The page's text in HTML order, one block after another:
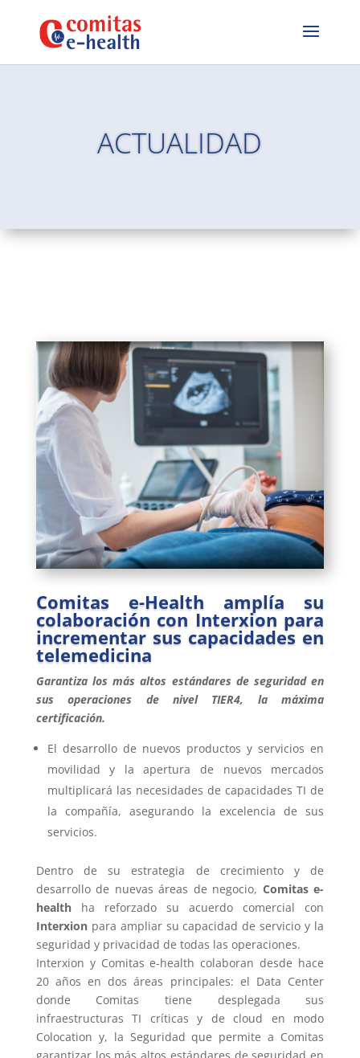
ACTUALIDAD
Comitas e-Health amplía su
colaboración con Interxion para
incrementar sus capacidades en
telemedicina
Garantiza los más altos estándares de seguridad en
sus operaciones de nivel TIER4, la máxima
certificación.
El desarrollo de nuevos productos y servicios en
movilidad y la apertura de nuevos mercados
multiplicará las necesidades de capacidades TI de
la compañía, asegurando la excelencia de sus
servicios.
Dentro de su estrategia de crecimiento y de
desarrollo de nuevas áreas de negocio, Comitas e-
healthha reforzado su acuerdo comercial con
Interxionpara ampliar su capacidad de servicio y la
seguridad y privacidad de todas las operaciones.
Interxion y Comitas e-health colaboran desde hace
20 años en dos áreas principales: el Data Center
donde Comitas tiene desplegada sus
infraestructuras TI críticas y de cloud en modo
Colocation y, la Seguridad que permite a Comitas